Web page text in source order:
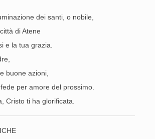
dei santi, o nobile,
di Atene
e la tua grazia.
buone azioni,
per amore del prossimo.
Cristo ti ha glorificata.